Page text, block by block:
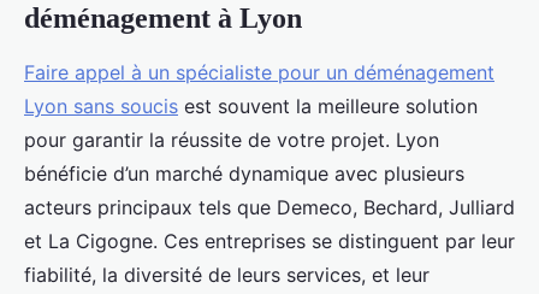
déménagement à Lyon
Faire appel à un spécialiste pour un déménagement
Lyon sans soucis est souvent la meilleure solution
pour garantir la réussite de votre projet. Lyon
bénéficie d’un marché dynamique avec plusieurs
acteurs principaux tels que Demeco, Bechard, Julliard
et La Cigogne. Ces entreprises se distinguent par leur
fiabilité, la diversité de leurs services, et leur